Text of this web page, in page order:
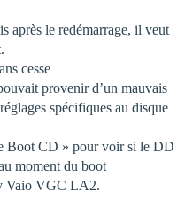
après le redémarrage, il veut
cesse
provenir d’un mauvais
spécifiques au disque
Boot CD » pour voir si le DD
moment du boot
Vaio VGC LA2.